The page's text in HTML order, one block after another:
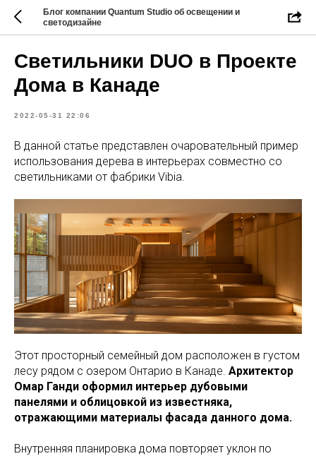
Блог компании Quantum Studio об освещении и
светодизайне
Светильники DUO в Проекте
Дома в Канаде
2022-05-31 22:06
В данной статье представлен очаровательный пример
использования дерева в интерьерах совместно со
светильниками от фабрики Vibia.
Этот просторный семейный дом расположен в густом
лесу рядом с озером Онтарио в Канаде. Архитектор
Омар Ганди оформил интерьер дубовыми
панелями и облицовкой из известняка,
отражающими материалы фасада данного дома.
Внутренняя планировка дома повторяет уклон по